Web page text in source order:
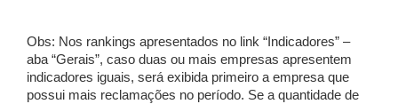
Obs: Nos rankings apresentados no link “Indicadores” –
aba “Gerais”, caso duas ou mais empresas apresentem
indicadores iguais, será exibida primeiro a empresa que
possui mais reclamações no período. Se a quantidade de